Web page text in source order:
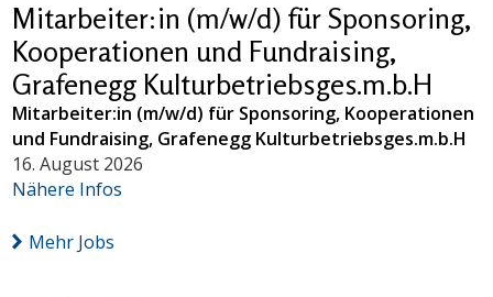
Mitarbeiter:in (m/w/d) für Sponsoring,
Kooperationen und Fundraising,
Grafenegg Kulturbetriebsges.m.b.H
Mitarbeiter:in (m/w/d) für Sponsoring, Kooperationen
und Fundraising, Grafenegg Kulturbetriebsges.m.b.H
16. August 2026
Nähere Infos
Mehr Jobs